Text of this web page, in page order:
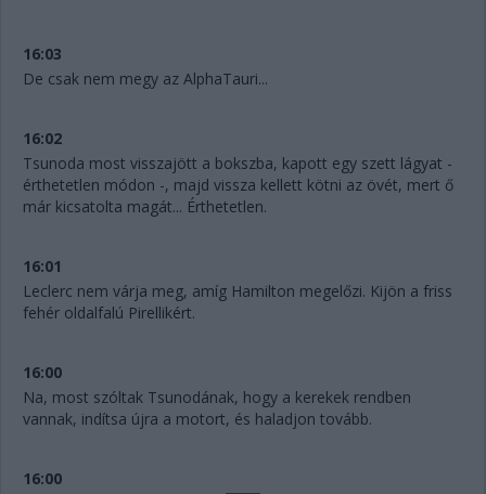
16:03
De csak nem megy az AlphaTauri...
16:02
Tsunoda most visszajött a bokszba, kapott egy szett lágyat -
érthetetlen módon -, majd vissza kellett kötni az övét, mert ő
már kicsatolta magát... Érthetetlen.
16:01
Leclerc nem várja meg, amíg Hamilton megelőzi. Kijön a friss
fehér oldalfalú Pirellikért.
16:00
Na, most szóltak Tsunodának, hogy a kerekek rendben
vannak, indítsa újra a motort, és haladjon tovább.
16:00